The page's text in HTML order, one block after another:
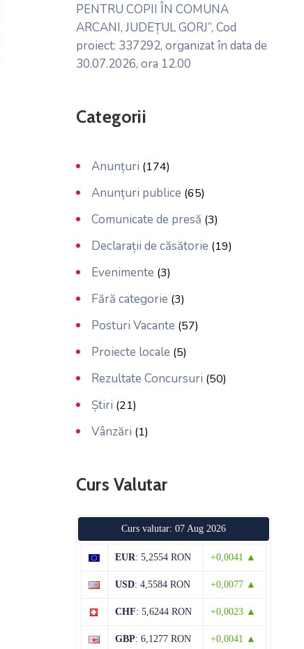
PENTRU COPII ÎN COMUNA
ARCANI, JUDEȚUL GORJ”, Cod
proiect: 337292, organizat în data de
30.07.2026, ora 12.00
Categorii
Anunțuri (174)
Anunțuri publice (65)
Comunicate de presă (3)
Declarații de căsătorie (19)
Evenimente (3)
Fără categorie (3)
Posturi Vacante (57)
Proiecte locale (5)
Rezultate Concursuri (50)
Știri (21)
Vânzări (1)
Curs Valutar
Curs valutar: 07 Aug 2026
EUR: 5,2554 RON +0,0041 ▲
USD: 4,5584 RON +0,0077 ▲
CHF: 5,6244 RON +0,0023 ▲
GBP: 6,1277 RON +0,0041 ▲